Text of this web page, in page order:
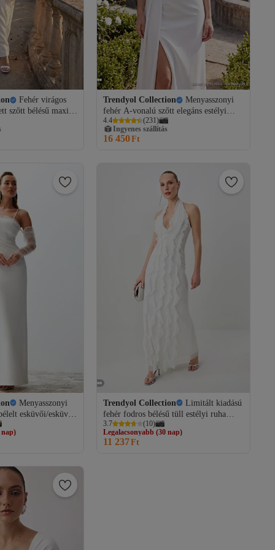
Fehér virágos
szőtt bélésű maxi
Trendyol Collection
Menyasszonyi
fehér A-vonalú szőtt elegáns estélyi
ruha éjszakai ballagási ruha
TPRSS19FZ0511
4.4 (231)
Ingyenes szállítás
16 450Ft
Menyasszonyi
esküvői/esküvői
éjszakai ballagási
nap)
Trendyol Collection
Limitált kiadású
fehér fodros bélésű tüll estélyi ruha
éjszakai ballagási ruha
TPRSS25AE00063
3.7 (10)
Legalacsonyabb (30 nap)
Ingyenes szállítás
11 237Ft